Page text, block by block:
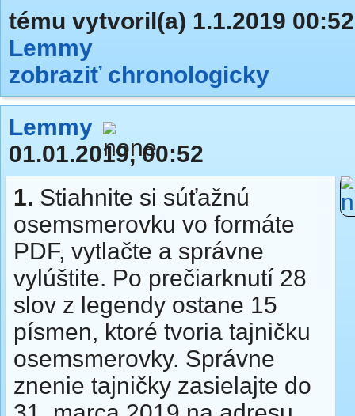
tému vytvoril(a) 1.1.2019 00:52
Lemmy
zobraziť chronologicky
Lemmy
01.01.2019, 00:52
1. Stiahnite si súťažnú
osemsmerovku vo formáte
PDF, vytlačte a správne
vylúštite. Po prečiarknutí 28
slov z legendy ostane 15
písmen, ktoré tvoria tajničku
osemsmerovky. Správne
znenie tajničky zasielajte do